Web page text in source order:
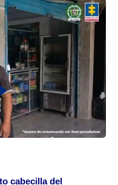
cabecilla del